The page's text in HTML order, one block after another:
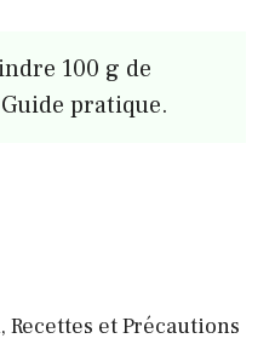
100 g de
pratique.
et Précautions